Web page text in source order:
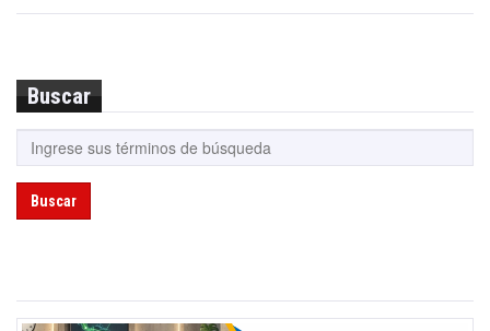
Buscar
Buscar